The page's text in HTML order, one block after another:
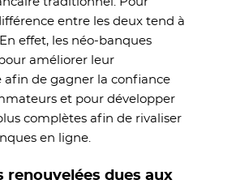
entre les deux tend à
effet, les néo-banques
améliorer leur
afin de gagner la confiance
et pour développer
complètes afin de rivaliser
en ligne.
renouvelées dues aux